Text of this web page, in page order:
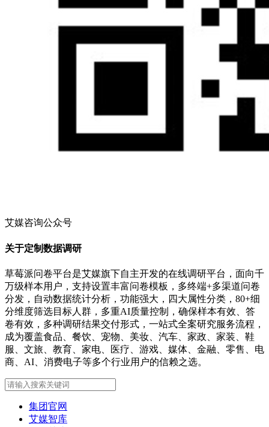
艾媒咨询公众号
关于定制数据调研
草莓派问卷平台是艾媒旗下自主开发的在线调研平台，面向千
万级样本用户，支持设置丰富问卷模板，多终端+多渠道问卷
分发，自动数据统计分析，功能强大，四大属性分类，80+细
分维度筛选目标人群，多重AI质量控制，确保样本有效、答
卷有效，多种调研结果交付形式，一站式全案研究服务流程，
成为覆盖食品、餐饮、宠物、美妆、汽车、家政、家装、鞋
服、文旅、教育、家电、医疗、游戏、媒体、金融、零售、电
商、AI、消费电子等多个行业用户的信赖之选。
集团官网
艾媒智库